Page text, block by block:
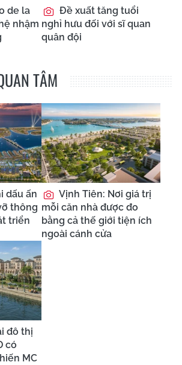
de la
nhậm
Đề xuất tăng tuổi
nghỉ hưu đối với sĩ quan
quân đội
TÂM
dấu ấn
thông
triển
Vịnh Tiên: Nơi giá trị
mỗi căn nhà được đo
bằng cả thế giới tiện ích
ngoài cánh cửa
đô thị
có
MC